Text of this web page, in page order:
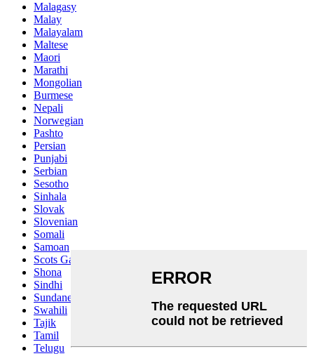
Malagasy
Malay
Malayalam
Maltese
Maori
Marathi
Mongolian
Burmese
Nepali
Norwegian
Pashto
Persian
Punjabi
Serbian
Sesotho
Sinhala
Slovak
Slovenian
Somali
Samoan
Scots Gaelic
Shona
Sindhi
Sundanese
Swahili
Tajik
Tamil
Telugu